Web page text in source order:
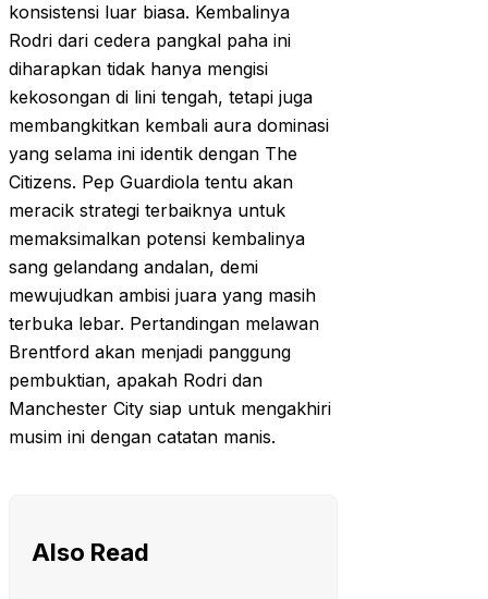
konsistensi luar biasa. Kembalinya
Rodri dari cedera pangkal paha ini
diharapkan tidak hanya mengisi
kekosongan di lini tengah, tetapi juga
membangkitkan kembali aura dominasi
yang selama ini identik dengan The
Citizens. Pep Guardiola tentu akan
meracik strategi terbaiknya untuk
memaksimalkan potensi kembalinya
sang gelandang andalan, demi
mewujudkan ambisi juara yang masih
terbuka lebar. Pertandingan melawan
Brentford akan menjadi panggung
pembuktian, apakah Rodri dan
Manchester City siap untuk mengakhiri
musim ini dengan catatan manis.
Also Read